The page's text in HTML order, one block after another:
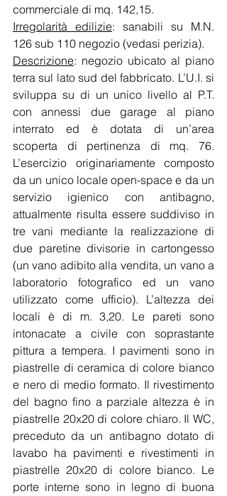
commerciale di mq. 142,15.
Irregolarità edilizie: sanabili su M.N.
126 sub 110 negozio (vedasi perizia).
Descrizione: negozio ubicato al piano
terra sul lato sud del fabbricato. L’U.I. si
sviluppa su di un unico livello al P.T.
con annessi due garage al piano
interrato ed è dotata di un’area
scoperta di pertinenza di mq. 76.
L’esercizio originariamente composto
da un unico locale open-space e da un
servizio igienico con antibagno,
attualmente risulta essere suddiviso in
tre vani mediante la realizzazione di
due paretine divisorie in cartongesso
(un vano adibito alla vendita, un vano a
laboratorio fotografico ed un vano
utilizzato come ufficio). L’altezza dei
locali è di m. 3,20. Le pareti sono
intonacate a civile con soprastante
pittura a tempera. I pavimenti sono in
piastrelle di ceramica di colore bianco
e nero di medio formato. Il rivestimento
del bagno fino a parziale altezza è in
piastrelle 20x20 di colore chiaro. Il WC,
preceduto da un antibagno dotato di
lavabo ha pavimenti e rivestimenti in
piastrelle 20x20 di colore bianco. Le
porte interne sono in legno di buona